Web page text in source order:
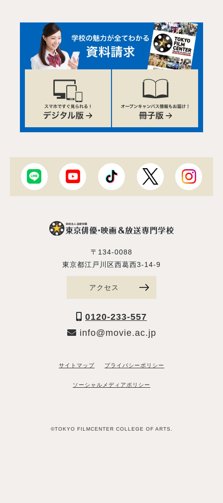
〒134-0088
東京都江戸川区西葛西3-14-9
アクセス
0120-233-557
info@movie.ac.jp
サイトマップ プライバシーポリシー
ソーシャルメディアポリシー
©TOKYO FILMCENTER COLLEGE OF ARTS.